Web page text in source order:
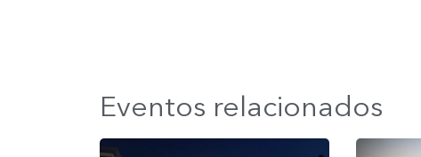
Eventos relacionados